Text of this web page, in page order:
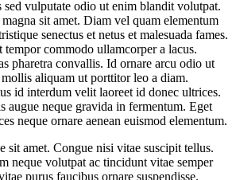
sed vulputate odio ut enim blandit volutpat.
sit amet. Diam vel quam elementum
senectus et netus et malesuada fames.
tempor commodo ullamcorper a lacus.
pharetra convallis. Id ornare arcu odio ut
aliquam ut porttitor leo a diam.
id interdum velit laoreet id donec ultrices.
augue neque gravida in fermentum. Eget
neque ornare aenean euismod elementum.
sit amet. Congue nisi vitae suscipit tellus.
neque volutpat ac tincidunt vitae semper
purus faucibus ornare suspendisse.